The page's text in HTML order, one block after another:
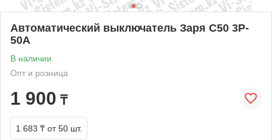
Автоматический выключатель Заря C50 3P-
50A
В наличии
Опт и розница
1 900 ₸
1 683 ₸ от 50 шт.